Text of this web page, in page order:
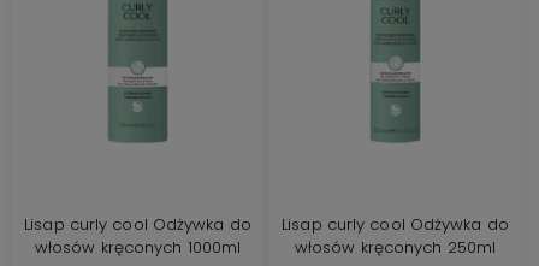
Lisap curly cool Odżywka do
włosów kręconych 1000ml
Lisap curly cool Odżywka do
włosów kręconych 250ml